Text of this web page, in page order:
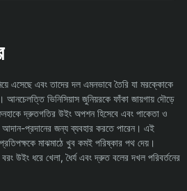
এসেছে এবং তাদের দল এমনভাবে তৈরি যা মরক্কোকে
আনচেলত্তি ভিনিসিয়াস জুনিয়রকে ফাঁকা জায়গায় দৌড়ে
দ্রুতগতির উইং অপশন হিসেবে এবং পাকেতা ও
আদান-প্রদানের জন্য ব্যবহার করতে পারেন। এই
মাঝমাঠে খুব কমই পরিষ্কার পথ দেয়।
উইং ধরে খেলা, ধৈর্য এবং দ্রুত বলের দখল পরিবর্তনের